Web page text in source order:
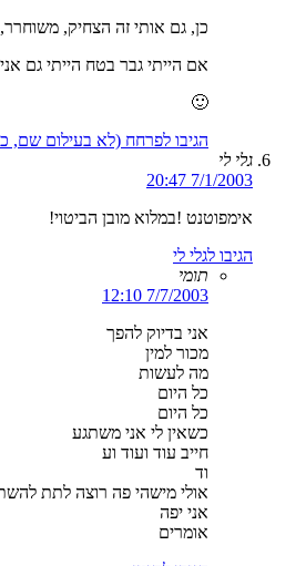
כן, גם אותי זה הצחיק, משוחרר,
אם הייתי גבר בטח הייתי גם
🙂
הגיבו לפרחח (לא בעילום שם,
גלי לי
7/1/2003 20:47
אימפוטנט !במלוא מובן הביטוי!
הגיבו לגלי לי
תומי
7/7/2003 12:10
אני בדיוק להפך
מכור למין
מה לעשות
כל היום
כל היום
כשאין לי אני משתגע
חייב עוד ועוד וע
וד
אולי מישהי פה רוצה לתת
אני יפה
אומרים